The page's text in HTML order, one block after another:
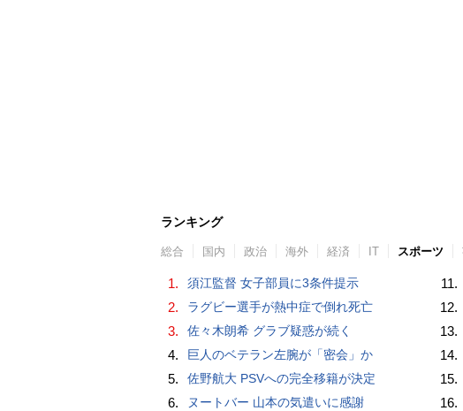
ランキング
総合 国内 政治 海外 経済 IT スポーツ
1. 須江監督 女子部員に3条件提示
2. ラグビー選手が熱中症で倒れ死亡
3. 佐々木朗希 グラブ疑惑が続く
4. 巨人のベテラン左腕が「密会」か
5. 佐野航大 PSVへの完全移籍が決定
6. ヌートバー 山本の気遣いに感謝
11.
12.
13.
14.
15.
16.